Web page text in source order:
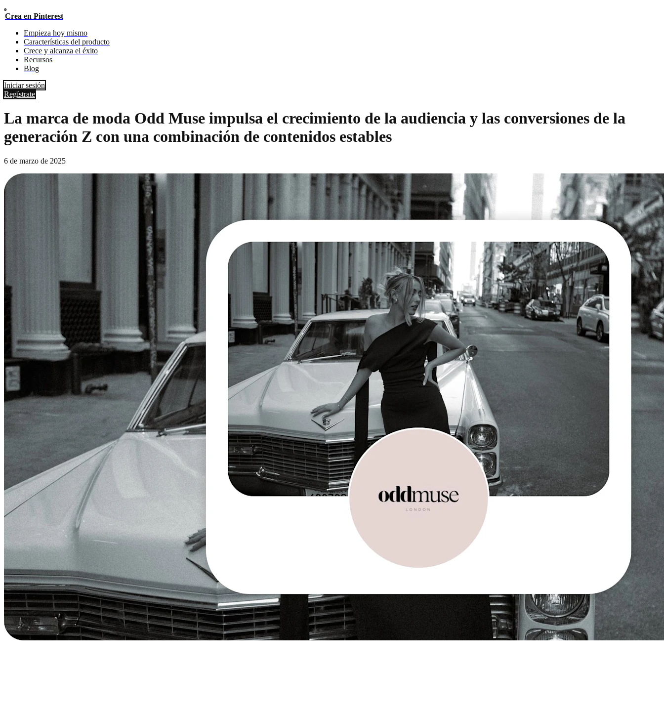
Crea en Pinterest
Empieza hoy mismo
Características del producto
Crece y alcanza el éxito
Recursos
Blog
Iniciar sesión
Regístrate
La marca de moda Odd Muse impulsa el crecimiento de la audiencia y las conversiones de la
generación Z con una combinación de contenidos estables
6 de marzo de 2025